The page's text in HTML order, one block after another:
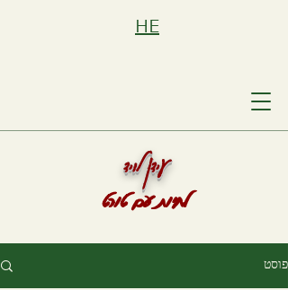
עידן לויד
לחיות עם טורט
HE
פוסט